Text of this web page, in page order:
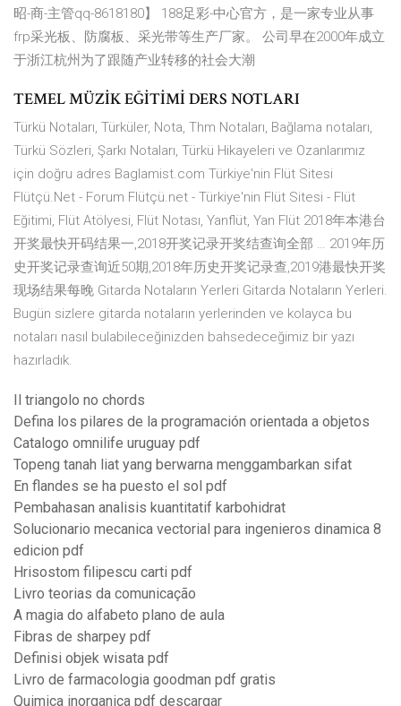
昭-商-主管qq-8618180】 188足彩-中心官方，是一家专业从事
frp采光板、防腐板、采光带等生产厂家。 公司早在2000年成立
于浙江杭州为了跟随产业转移的社会大潮
TEMEL MÜZİK EĞİTİMİ DERS NOTLARI
Türkü Notaları, Türküler, Nota, Thm Notaları, Bağlama notaları,
Türkü Sözleri, Şarkı Notaları, Türkü Hikayeleri ve Ozanlarımız
için doğru adres Baglamist.com Türkiye'nin Flüt Sitesi
Flütçü.Net - Forum Flütçü.net - Türkiye'nin Flüt Sitesi - Flüt
Eğitimi, Flüt Atölyesi, Flüt Notası, Yanflüt, Yan Flüt 2018年本港台
开奖最快开码结果一,2018开奖记录开奖结查询全部 … 2019年历
史开奖记录查询近50期,2018年历史开奖记录查,2019港最快开奖
现场结果每晚 Gitarda Notaların Yerleri Gitarda Notaların Yerleri.
Bugün sizlere gitarda notaların yerlerinden ve kolayca bu
notaları nasıl bulabileceğinizden bahsedeceğimiz bir yazı
hazırladık.
Il triangolo no chords
Defina los pilares de la programación orientada a objetos
Catalogo omnilife uruguay pdf
Topeng tanah liat yang berwarna menggambarkan sifat
En flandes se ha puesto el sol pdf
Pembahasan analisis kuantitatif karbohidrat
Solucionario mecanica vectorial para ingenieros dinamica 8
edicion pdf
Hrisostom filipescu carti pdf
Livro teorias da comunicação
A magia do alfabeto plano de aula
Fibras de sharpey pdf
Definisi objek wisata pdf
Livro de farmacologia goodman pdf gratis
Quimica inorganica pdf descargar